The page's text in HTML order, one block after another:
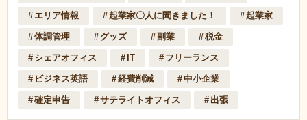
エリア情報 起業家〇人に聞きました！ 起業家
体調管理 グッズ 副業 税金
シェアオフィス IT フリーランス
ビジネス英語 経費削減 中小企業
確定申告 サテライトオフィス 出張